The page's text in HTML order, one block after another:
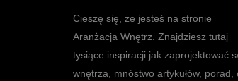
Cieszę się, że jesteś na stronie
Aranżacja Wnętrz. Znajdziesz tutaj
tysiące inspiracji jak zaprojektować
wnętrza, mnóstwo artykułów, porad,